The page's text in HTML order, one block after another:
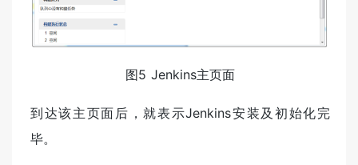
图5 Jenkins主页面
到达该主页面后，就表示Jenkins安装及初始化完
毕。